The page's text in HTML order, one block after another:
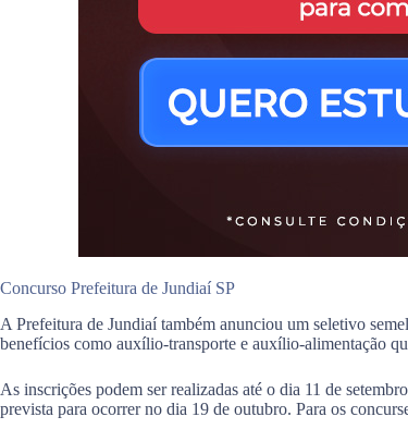
Concurso Prefeitura de Jundiaí SP
A Prefeitura de Jundiaí também anunciou um seletivo
benefícios como auxílio-transporte e auxílio-alimentação
As inscrições podem ser realizadas até o dia 11 de
prevista para ocorrer no dia 19 de outubro. Para os